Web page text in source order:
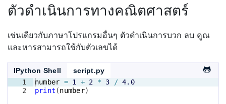
ตัวดำเนินการทางคณิตศาสตร์
เช่นเดียวกับภาษาโปรแกรมอื่นๆ ตัวดำเนินการบวก ลบ คูณ
และหารสามารถใช้กับตัวเลขได้
IPython Shell
script.py
1
2
number = 1 + 2 * 3 / 4.0
print (number)